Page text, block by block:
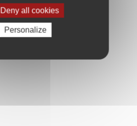
Deny all cookies
Personalize